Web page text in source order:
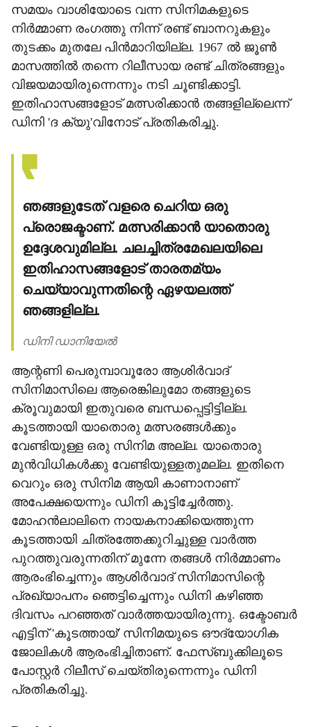
സമയം വാശിയോടെ വന്ന സിനിമകളുടെ
നിര്‍മ്മാണ രംഗത്തു നിന്ന് രണ്ട് ബാനറുകളും
തുടക്കം മുതലേ പിന്‍മാറിയില്ല. 1967 ല്‍ ജൂണ്‍
മാസത്തില്‍ തന്നെ റിലീസായ രണ്ട് ചിത്രങ്ങളും
വിജയമായിരുന്നെന്നും നടി ചൂണ്ടിക്കാട്ടി.
ഇതിഹാസങ്ങളോട് മത്സരിക്കാന്‍ തങ്ങളില്ലെന്ന്
ഡിനി 'ദ ക്യു'വിനോട് പ്രതികരിച്ചു.
ഞങ്ങളുടേത് വളരെ ചെറിയ ഒരു
പ്രൊജക്ടാണ്. മത്സരിക്കാന്‍ യാതൊരു
ഉദ്ദേശവുമില്ല. ചലച്ചിത്രമേഖലയിലെ
ഇതിഹാസങ്ങളോട് താരതമ്യം
ചെയ്യാവുന്നതിന്റെ ഏഴയലത്ത്
ഞങ്ങളില്ല.
ഡിനി ഡാനിയേല്‍
ആന്റണി പെരുമ്പാവൂരോ ആശിര്‍വാദ്
സിനിമാസിലെ ആരെങ്കിലുമോ തങ്ങളുടെ
ക്രൂവുമായി ഇതുവരെ ബന്ധപ്പെട്ടിട്ടില്ല.
കൂടത്തായി യാതൊരു മത്സരങ്ങള്‍ക്കും
വേണ്ടിയുള്ള ഒരു സിനിമ അല്ല. യാതൊരു
മുന്‍വിധികള്‍ക്കു വേണ്ടിയുള്ളതുമല്ല. ഇതിനെ
വെറും ഒരു സിനിമ ആയി കാണാനാണ്
അപേക്ഷയെന്നും ഡിനി കൂട്ടിച്ചേര്‍ത്തു.
മോഹന്‍ലാലിനെ നായകനാക്കിയെത്തുന്ന
കൂടത്തായി ചിത്രത്തേക്കുറിച്ചുള്ള വാര്‍ത്ത
പുറത്തുവരുന്നതിന് മുന്നേ തങ്ങള്‍ നിര്‍മ്മാണം
ആരംഭിച്ചെന്നും ആശിര്‍വാദ് സിനിമാസിന്റെ
പ്രഖ്യാപനം ഞെട്ടിച്ചെന്നും ഡിനി കഴിഞ്ഞ
ദിവസം പറഞ്ഞത് വാര്‍ത്തയായിരുന്നു. ഒക്ടോബര്‍
എട്ടിന് 'കൂടത്തായ്' സിനിമയുടെ ഔദ്യോഗിക
ജോലികള്‍ ആരംഭിച്ചിതാണ്. ഫേസ്ബുക്കിലൂടെ
പോസ്റ്റര്‍ റിലീസ് ചെയ്തിരുന്നെന്നും ഡിനി
പ്രതികരിച്ചു.